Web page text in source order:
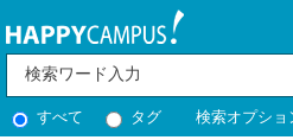
すべて タグ 検索オプショ